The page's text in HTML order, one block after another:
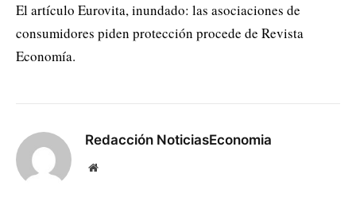
El artículo Eurovita, inundado: las asociaciones de
consumidores piden protección procede de Revista
Economía.
Redacción NoticiasEconomia
Website